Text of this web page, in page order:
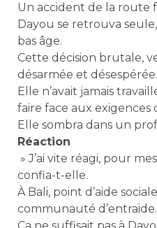
Un accident de la route
Dayou se retrouva
bas âge.
Cette décision brutale,
désarmée et désespérée.
Elle n’avait jamais
faire face aux exigences
Elle sombra dans un
Réaction
» J’ai vite réagi, pour
confia-t-elle.
À Bali, point d’aide
communauté d’entraide.